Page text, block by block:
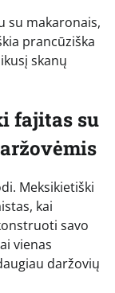
su makaronais,
prancūziška
skanų
fajitas su
Meksikietiški
kai
savo
vienas
daržovių